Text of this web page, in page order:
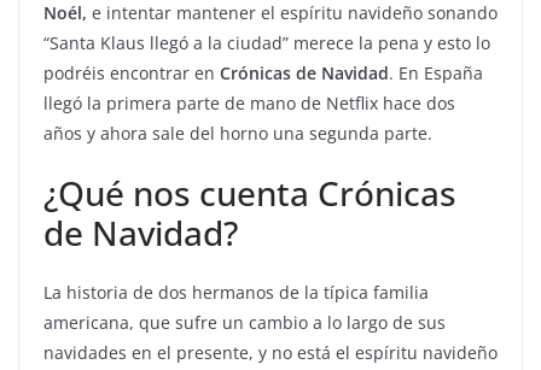
Noél, e intentar mantener el espíritu navideño sonando
“Santa Klaus llegó a la ciudad” merece la pena y esto lo
podréis encontrar en Crónicas de Navidad. En España
llegó la primera parte de mano de Netflix hace dos
años y ahora sale del horno una segunda parte.
¿Qué nos cuenta Crónicas
de Navidad?
La historia de dos hermanos de la típica familia
americana, que sufre un cambio a lo largo de sus
navidades en el presente, y no está el espíritu navideño